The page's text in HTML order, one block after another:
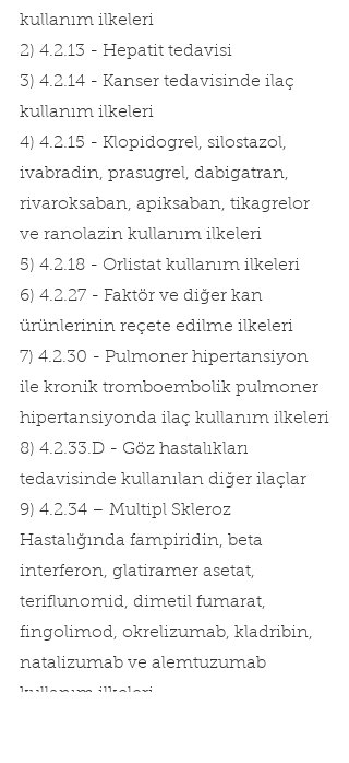
kullanım ilkeleri
2) 4.2.13 - Hepatit tedavisi
3) 4.2.14 - Kanser tedavisinde ilaç
kullanım ilkeleri
4) 4.2.15 - Klopidogrel, silostazol,
ivabradin, prasugrel, dabigatran,
rivaroksaban, apiksaban, tikagrelor
ve ranolazin kullanım ilkeleri
5) 4.2.18 - Orlistat kullanım ilkeleri
6) 4.2.27 - Faktör ve diğer kan
ürünlerinin reçete edilme ilkeleri
7) 4.2.30 - Pulmoner hipertansiyon
ile kronik tromboembolik pulmoner
hipertansiyonda ilaç kullanım ilkeleri
8) 4.2.33.D - Göz hastalıkları
tedavisinde kullanılan diğer ilaçlar
9) 4.2.34 – Multipl Skleroz
Hastalığında fampiridin, beta
interferon, glatiramer asetat,
teriflunomid, dimetil fumarat,
fingolimod, okrelizumab, kladribin,
natalizumab ve alemtuzumab
kullanım ilkeleri